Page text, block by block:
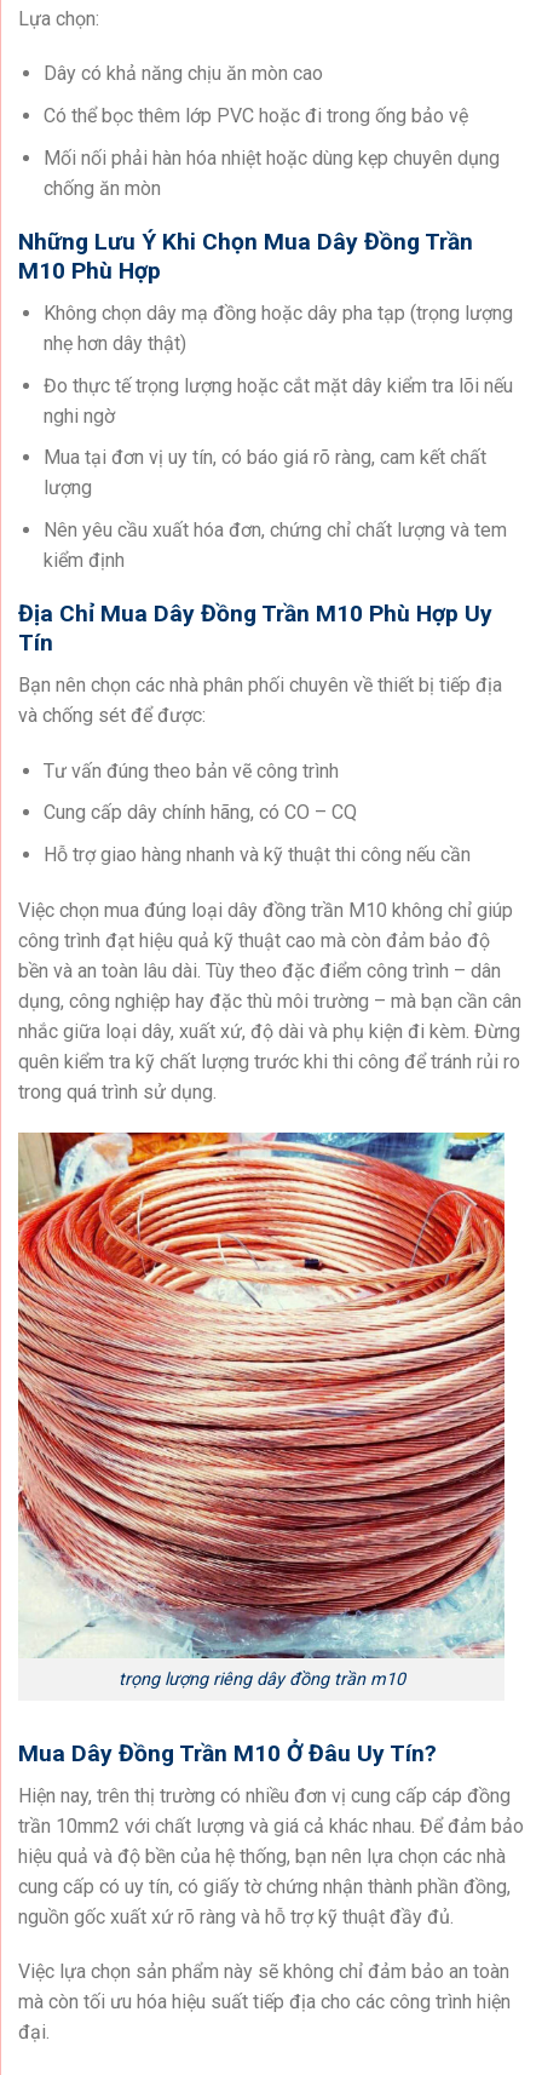
Lựa chọn:
Dây có khả năng chịu ăn mòn cao
Có thể bọc thêm lớp PVC hoặc đi trong ống bảo vệ
Mối nối phải hàn hóa nhiệt hoặc dùng kẹp chuyên dụng
chống ăn mòn
Những Lưu Ý Khi Chọn Mua Dây Đồng Trần
M10 Phù Hợp
Không chọn dây mạ đồng hoặc dây pha tạp (trọng lượng
nhẹ hơn dây thật)
Đo thực tế trọng lượng hoặc cắt mặt dây kiểm tra lõi nếu
nghi ngờ
Mua tại đơn vị uy tín, có báo giá rõ ràng, cam kết chất
lượng
Nên yêu cầu xuất hóa đơn, chứng chỉ chất lượng và tem
kiểm định
Địa Chỉ Mua Dây Đồng Trần M10 Phù Hợp Uy
Tín
Bạn nên chọn các nhà phân phối chuyên về thiết bị tiếp địa
và chống sét để được:
Tư vấn đúng theo bản vẽ công trình
Cung cấp dây chính hãng, có CO – CQ
Hỗ trợ giao hàng nhanh và kỹ thuật thi công nếu cần
Việc chọn mua đúng loại dây đồng trần M10 không chỉ giúp
công trình đạt hiệu quả kỹ thuật cao mà còn đảm bảo độ
bền và an toàn lâu dài. Tùy theo đặc điểm công trình – dân
dụng, công nghiệp hay đặc thù môi trường – mà bạn cần cân
nhắc giữa loại dây, xuất xứ, độ dài và phụ kiện đi kèm. Đừng
quên kiểm tra kỹ chất lượng trước khi thi công để tránh rủi ro
trong quá trình sử dụng.
trọng lượng riêng dây đồng trần m10
Mua Dây Đồng Trần M10 Ở Đâu Uy Tín?
Hiện nay, trên thị trường có nhiều đơn vị cung cấp cáp đồng
trần 10mm2 với chất lượng và giá cả khác nhau. Để đảm bảo
hiệu quả và độ bền của hệ thống, bạn nên lựa chọn các nhà
cung cấp có uy tín, có giấy tờ chứng nhận thành phần đồng,
nguồn gốc xuất xứ rõ ràng và hỗ trợ kỹ thuật đầy đủ.
Việc lựa chọn sản phẩm này sẽ không chỉ đảm bảo an toàn
mà còn tối ưu hóa hiệu suất tiếp địa cho các công trình hiện
đại.